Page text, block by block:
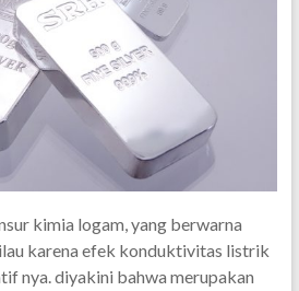
kimia logam, yang berwarna
karena efek konduktivitas listrik
nya. diyakini bahwa merupakan